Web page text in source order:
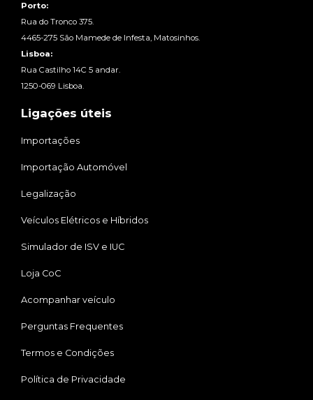
Porto:
Rua do Tronco 375.
4465-275 São Mamede de Infesta, Matosinhos.
Lisboa:
Rua Castilho 14C 5 andar.
1250-069 Lisboa.
Ligações úteis
Importações
Importação Automóvel
Legalização
Veículos Elétricos e Híbridos
Simulador de ISV e IUC
Loja CoC
Acompanhar veículo
Perguntas Frequentes
Termos e Condições
Política de Privacidade